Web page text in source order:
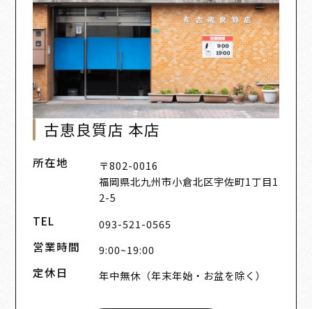
古恵良質店 本店
所在地
〒802-0016
福岡県北九州市小倉北区宇佐町1丁目1
2-5
TEL 093-521-0565
営業時間 9:00~19:00
定休日 年中無休（年末年始・お盆を除く）